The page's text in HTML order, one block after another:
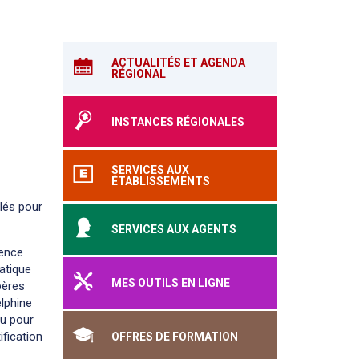
ACTUALITÉS ET AGENDA
RÉGIONAL
INSTANCES RÉGIONALES
SERVICES AUX
ÉTABLISSEMENTS
SERVICES AUX AGENTS
MES OUTILS EN LIGNE
OFFRES DE FORMATION
pour
pour